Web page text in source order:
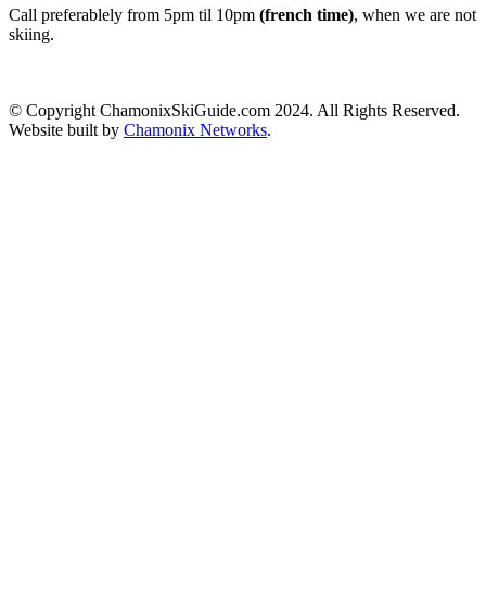
Call preferablely from 5pm til 10pm (french time), when we are not
skiing.
© Copyright ChamonixSkiGuide.com 2024. All Rights Reserved.
Website built by Chamonix Networks.